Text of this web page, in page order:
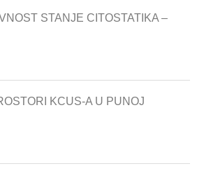
STANJE CITOSTATIKA –
KCUS-A U PUNOJ